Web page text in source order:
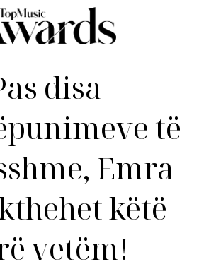
disa
të
Emra
këtë
vetëm!